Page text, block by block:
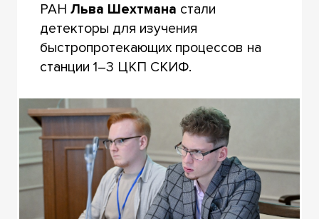
РАН Льва Шехтмана стали
детекторы для изучения
быстропротекающих процессов на
станции 1–3 ЦКП СКИФ.